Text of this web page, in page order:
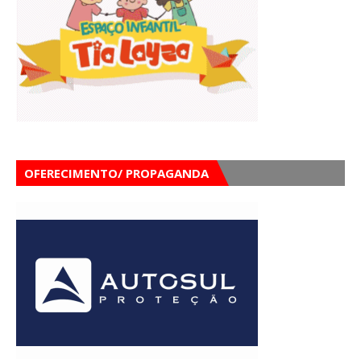
OFERECIMENTO/ PROPAGANDA